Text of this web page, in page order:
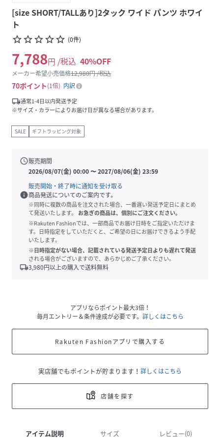
[size SHORT/TALLあり]2タック ワイド パンツ ホワイ
ト
star_borderstar_borderstar_borderstar_borderstar_border (0件)
7,788円 /税込 40%OFF
メーカー希望小売価格12,980円 /税込
70ポイント 1倍
内訳
local_shipping通常1-4日以内発送予定
※サイズ・カラーによりお届け日が異なる場合があります。
SALE ギフトラッピング対象
schedule販売期間
2026/08/07(金) 00:00〜2027/08/06(金) 23:59
販売開始・終了時に通知を受け取る
info商品発送についてのご案内です。
※同時に複数の商品を注文された場合、一番遅い発送予定日にまとめ
て発送いたします。
お急ぎの商品は、個別にご注文ください。
※Rakuten Fashionでは、一部商品でお届け日時をご指定いただけま
す。日時指定をしていただくと、ご希望の日にお届けできるよう手配
いたします。
※日時指定がない場合、記載されている発送予定日よりも遅れて発送
される場合がございますので、あらかじめご了承ください。
local_shipping3,980円以上の購入で送料無料
アプリならポイント最大3倍！
毎月エントリー＆条件達成が必要です。 詳しくはこちら
Rakuten Fashionアプリで購入する
実店舗でもポイントが貯まります！ 詳しくはこちら
店舗を探す
アイテム説明 サイズ レビュー(0)